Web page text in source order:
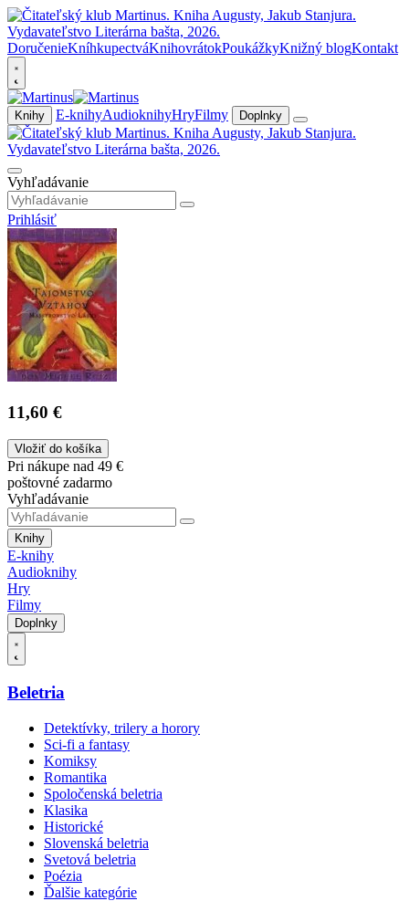
DoručenieKníhkupectváKnihovrátokPoukážkyKnižný blogKontakt
Knihy E-knihyAudioknihyHryFilmy Doplnky
Vyhľadávanie
Prihlásiť
11,60 €
Vložiť do košíka
Pri nákupe nad 49 €
poštovné zadarmo
Vyhľadávanie
Knihy
E-knihy
Audioknihy
Hry
Filmy
Doplnky
Beletria
Detektívky, trilery a horory
Sci-fi a fantasy
Komiksy
Romantika
Spoločenská beletria
Klasika
Historické
Slovenská beletria
Svetová beletria
Poézia
Ďalšie kategórie